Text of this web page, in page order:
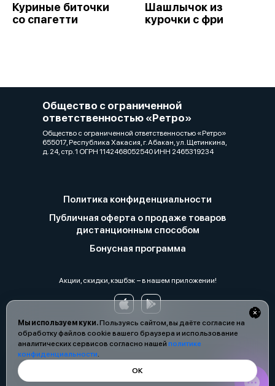
Мы используем куки.Пользуясь сайтом, вы даёте согласие на
обработку файлов cookie вашего браузера и использование
аналитических сервисов согласно нашей политике
конфиденциальности.
ОК
Куриные биточки
со спагетти
Шашлычок из
курочки с фри
Общество с ограниченной
ответственностью «Ретро»
Общество с ограниченной ответственностью «Ретро»
655017, Республика Хакасия, г. Абакан, ул. Щетинкина,
д. 24, стр. 1 ОГРН 1142468052540 ИНН 2465319234
Политика конфиденциальности
Публичная оферта о продаже товаров
дистанционным способом
Бонусная программа
Акции, скидки, кэшбэк − в нашем приложении!